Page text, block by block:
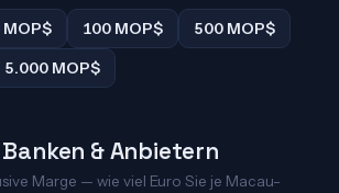
MOP$ 100 MOP$
500 MOP$
5.000 MOP$
Banken & Anbietern
Marge — wie viel Euro Sie je Macau-